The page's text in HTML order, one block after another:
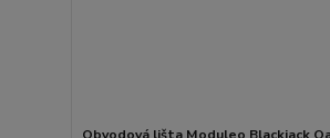
Obvodová lišta Moduleo Blackjack